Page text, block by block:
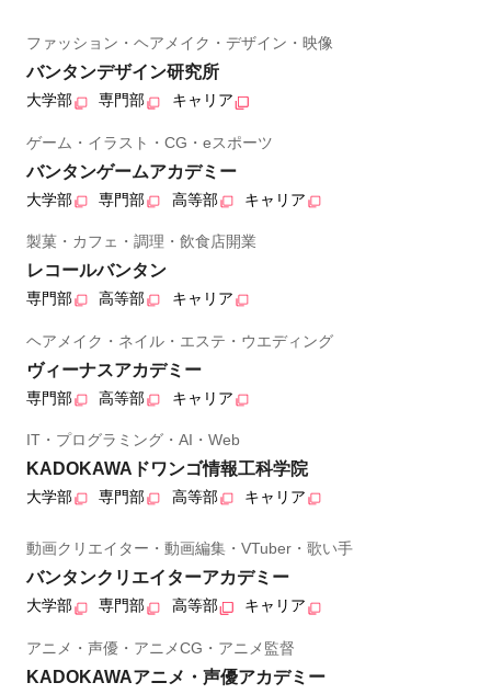
ファッション・ヘアメイク・デザイン・映像
バンタンデザイン研究所
大学部 専門部 キャリア
ゲーム・イラスト・CG・eスポーツ
バンタンゲームアカデミー
大学部 専門部 高等部 キャリア
製菓・カフェ・調理・飲食店開業
レコールバンタン
専門部 高等部 キャリア
ヘアメイク・ネイル・エステ・ウエディング
ヴィーナスアカデミー
専門部 高等部 キャリア
IT・プログラミング・AI・Web
KADOKAWAドワンゴ情報工科学院
大学部 専門部 高等部 キャリア
動画クリエイター・動画編集・VTuber・歌い手
バンタンクリエイターアカデミー
大学部 専門部 高等部 キャリア
アニメ・声優・アニメCG・アニメ監督
KADOKAWAアニメ・声優アカデミー